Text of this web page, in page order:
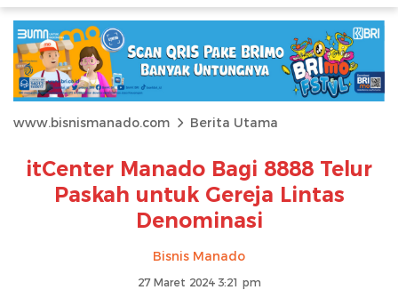
www.bisnismanado.com Berita Utama
itCenter Manado Bagi 8888 Telur
Paskah untuk Gereja Lintas
Denominasi
Bisnis Manado
27 Maret 2024 3:21 pm